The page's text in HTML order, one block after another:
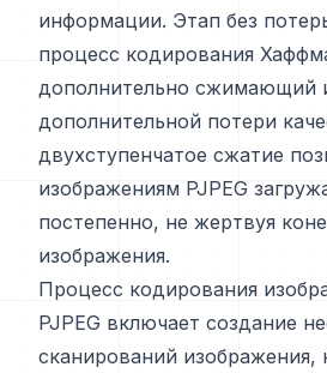
информации. Этап без
процесс кодирования
дополнительно сжимающий
дополнительной потери
двухступенчатое сжатие
изображениям PJPEG
постепенно, не жертвуя
изображения.
Процесс кодирования
PJPEG включает создание
сканирований изображения,